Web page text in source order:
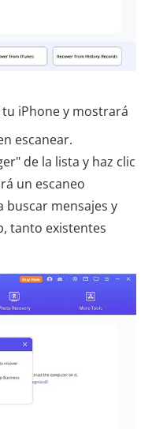
iPhone y mostrará
escanear.
de la lista y haz clic
un escaneo
mensajes y
tanto existentes